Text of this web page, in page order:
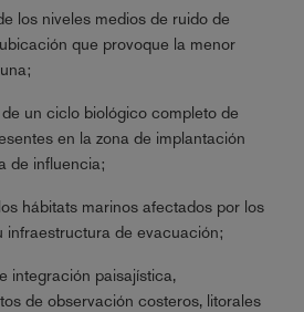
los niveles medios de ruido de
que provoque la menor
un ciclo biológico completo de
en la zona de implantación
de influencia;
hábitats marinos afectados por los
infraestructura de evacuación;
integración paisajística,
de observación costeros, litorales